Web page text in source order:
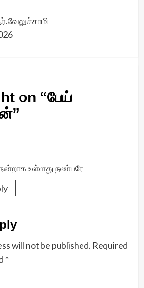
on “பேய்
”
உள்ளது நண்பரே
will not be published. Required
*